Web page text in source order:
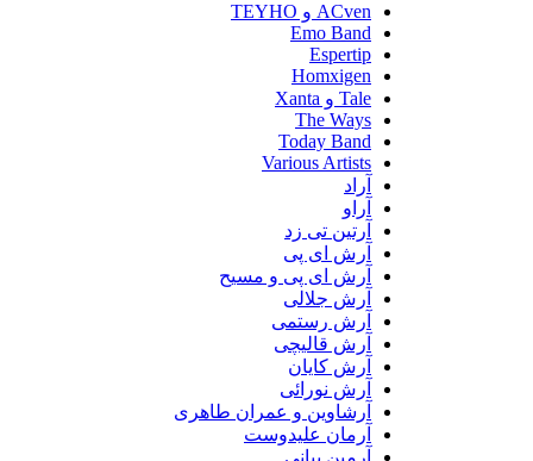
ACven و TEYHO
Emo Band
Espertip
Homxigen
The Ways
Today Band
Various Artists
آرتین تی زد
آرش ای پی
آرش ای پی و مسیح
آرش جلالی
آرش رستمی
آرش قالیچی
آرش کایان
آرش نورائی
آرشاوین و عمران طاهری
آرمان علیدوست